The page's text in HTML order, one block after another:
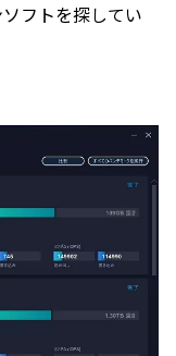
フトを探してい